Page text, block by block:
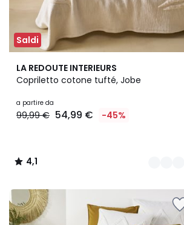
Saldi
LA REDOUTE INTERIEURS
Copriletto cotone tufté, Jobe
a partire da
99,99 € 54,99 € -45%
4,1
/ 5
2
Colori
4,1
/